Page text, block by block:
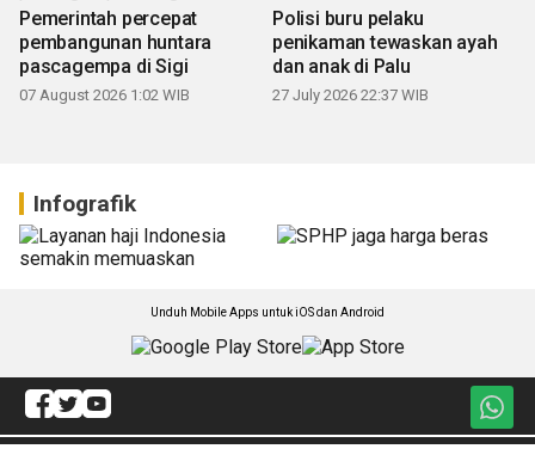
Pemerintah percepat
pembangunan huntara
pascagempa di Sigi
07 August 2026 1:02 WIB
Polisi buru pelaku
penikaman tewaskan ayah
dan anak di Palu
27 July 2026 22:37 WIB
Infografik
Unduh Mobile Apps untuk iOS dan Android